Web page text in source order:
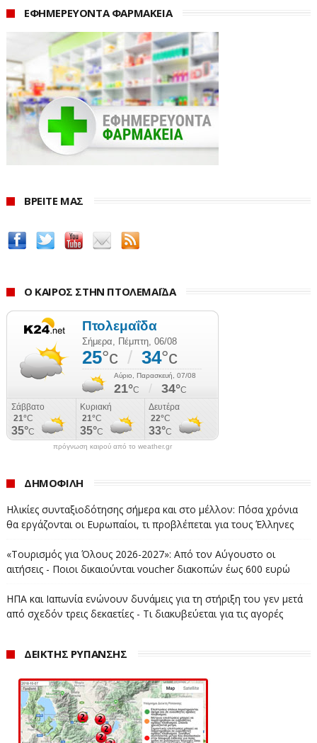
ΕΦΗΜΕΡΕΥΟΝΤΑ ΦΑΡΜΑΚΕΙΑ
ΒΡΕΙΤΕ ΜΑΣ
Ο ΚΑΙΡΟΣ ΣΤΗΝ ΠΤΟΛΕΜΑΪΔΑ
πρόγνωση καιρού από το weather.gr
ΔΗΜΟΦΙΛΗ
Ηλικίες συνταξιοδότησης σήμερα και στο μέλλον: Πόσα χρόνια
θα εργάζονται οι Ευρωπαίοι, τι προβλέπεται για τους Έλληνες
«Τουρισμός για Όλους 2026-2027»: Από τον Αύγουστο οι
αιτήσεις - Ποιοι δικαιούνται voucher διακοπών έως 600 ευρώ
ΗΠΑ και Ιαπωνία ενώνουν δυνάμεις για τη στήριξη του γεν μετά
από σχεδόν τρεις δεκαετίες - Τι διακυβεύεται για τις αγορές
ΔΕΙΚΤΗΣ ΡΥΠΑΝΣΗΣ